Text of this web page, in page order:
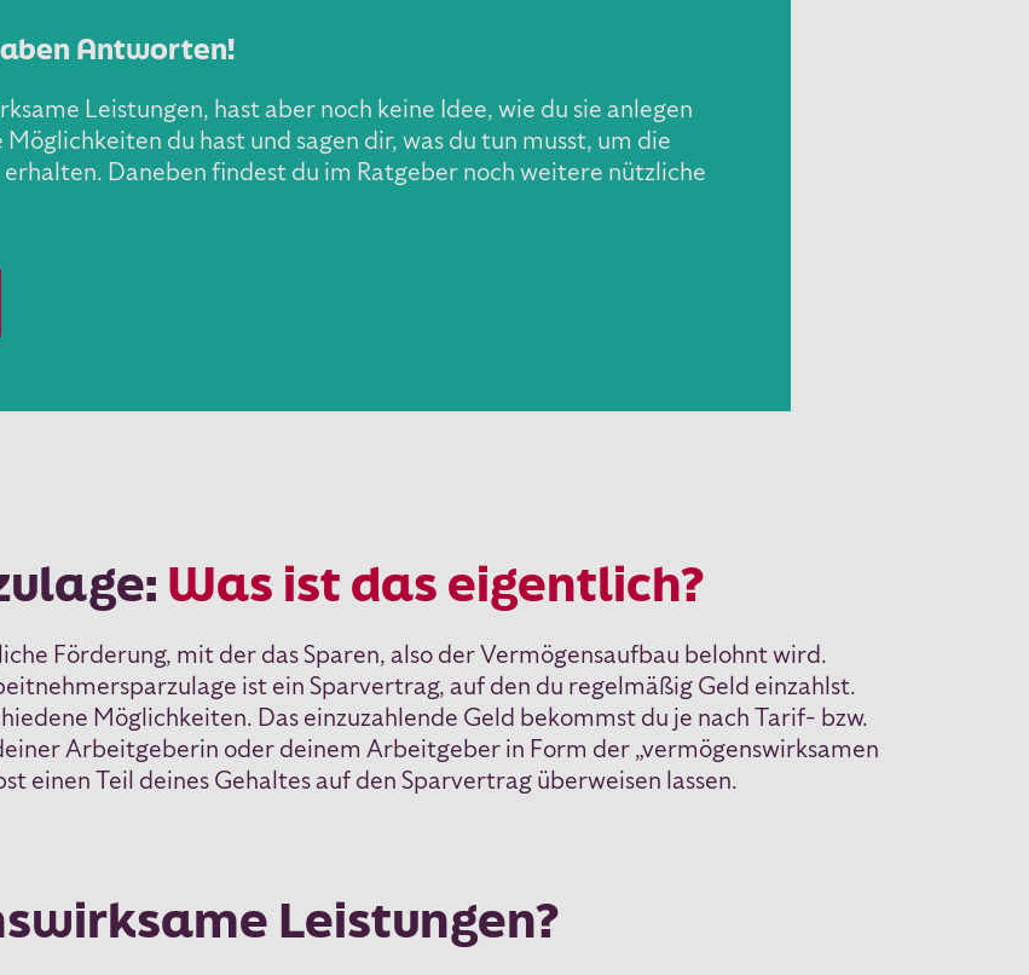
Antworten!
Leistungen, hast aber noch keine Idee, wie du sie anlegen
du hast und sagen dir, was du tun musst, um die
Daneben findest du im Ratgeber noch weitere nützliche
Was ist das eigentlich?
Förderung, mit der das Sparen, also der Vermögensaufbau belohnt wird.
ist ein Sparvertrag, auf den du regelmäßig Geld einzahlst.
Möglichkeiten. Das einzuzahlende Geld bekommst du je nach Tarif- bzw.
Arbeitgeberin oder deinem Arbeitgeber in Form der „vermögenswirksamen
einen Teil deines Gehaltes auf den Sparvertrag überweisen lassen.
Leistungen?